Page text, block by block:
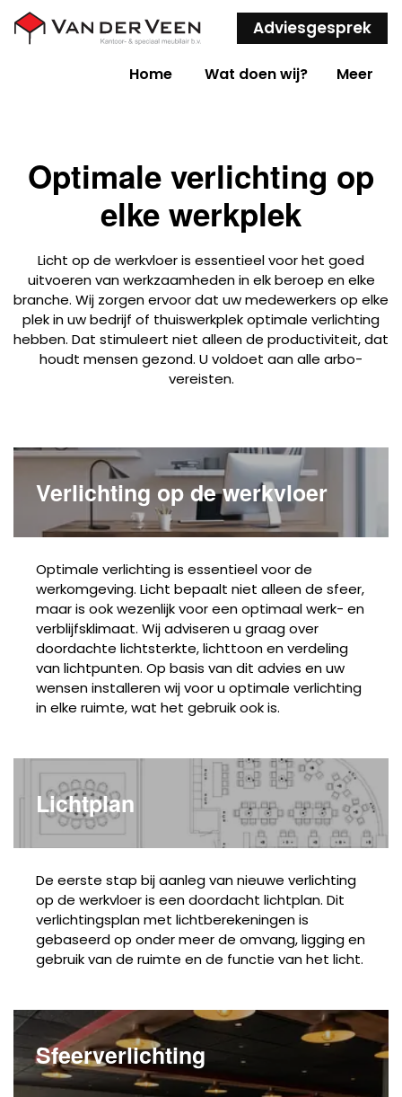
Adviesgesprek
Home Wat doen wij? Meer
Optimale verlichting op
elke werkplek
Licht op de werkvloer is essentieel voor het goed
uitvoeren van werkzaamheden in elk beroep en elke
branche. Wij zorgen ervoor dat uw medewerkers op elke
plek in uw bedrijf of thuiswerkplek optimale verlichting
hebben. Dat stimuleert niet alleen de productiviteit, dat
houdt mensen gezond. U voldoet aan alle arbo-
vereisten.
Verlichting op de werkvloer
Optimale verlichting is essentieel voor de
werkomgeving. Licht bepaalt niet alleen de sfeer,
maar is ook wezenlijk voor een optimaal werk- en
verblijfsklimaat. Wij adviseren u graag over
doordachte lichtsterkte, lichttoon en verdeling
van lichtpunten. Op basis van dit advies en uw
wensen installeren wij voor u optimale verlichting
in elke ruimte, wat het gebruik ook is.
Lichtplan
De eerste stap bij aanleg van nieuwe verlichting
op de werkvloer is een doordacht lichtplan. Dit
verlichtingsplan met lichtberekeningen is
gebaseerd op onder meer de omvang, ligging en
gebruik van de ruimte en de functie van het licht.
Sfeerverlichting